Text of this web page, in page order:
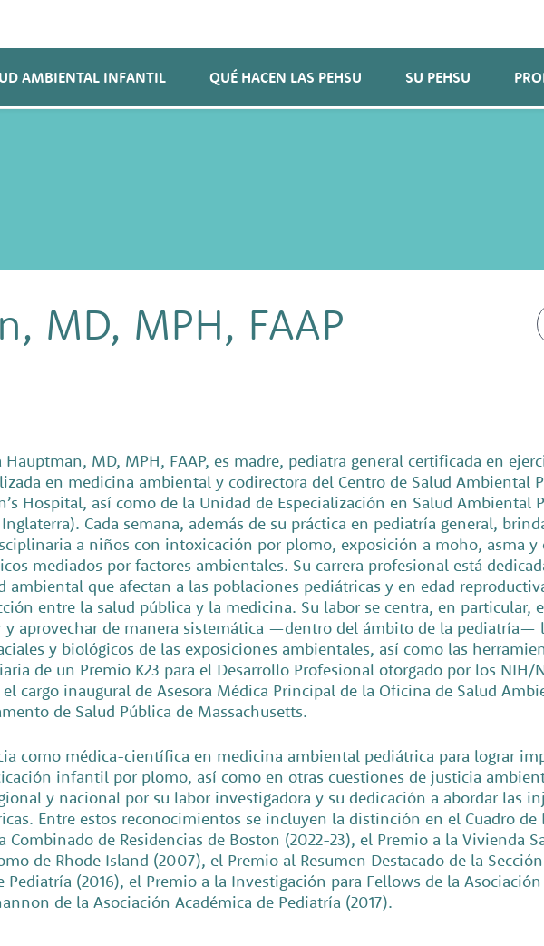
AMBIENTAL INFANTIL QUÉ HACEN LAS PEHSU SU PEHSU
MD, MPH, FAAP
Hauptman, MD, MPH, FAAP, es madre, pediatra general certificada en
en medicina ambiental y codirectora del Centro de Salud Ambiental
Hospital, así como de la Unidad de Especialización en Salud Ambiental
Cada semana, además de su práctica en pediatría general,
a niños con intoxicación por plomo, exposición a moho, asma y
mediados por factores ambientales. Su carrera profesional está
ambiental que afectan a las poblaciones pediátricas y en edad
entre la salud pública y la medicina. Su labor se centra, en particular,
y aprovechar de manera sistemática —dentro del ámbito de la pediatría—
y biológicos de las exposiciones ambientales, así como las
de un Premio K23 para el Desarrollo Profesional otorgado por los NIH/
cargo inaugural de Asesora Médica Principal de la Oficina de Salud
de Salud Pública de Massachusetts.
como médica-científica en medicina ambiental pediátrica para lograr
infantil por plomo, así como en otras cuestiones de justicia
y nacional por su labor investigadora y su dedicación a abordar las
Entre estos reconocimientos se incluyen la distinción en el Cuadro de
de Residencias de Boston (2022-23), el Premio a la Vivienda
de Rhode Island (2007), el Premio al Resumen Destacado de la
(2016), el Premio a la Investigación para Fellows de la
de la Asociación Académica de Pediatría (2017).